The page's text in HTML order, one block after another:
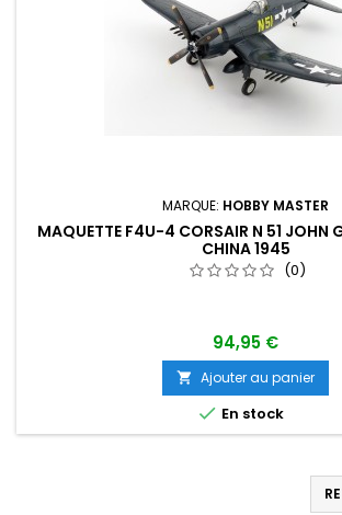
MARQUE: HOBBY MASTER
MAQUETTE F4U-4 CORSAIR N 51 JOHN
CHINA 1945
(0)
94,95 €
 Ajouter au panier
 En stock